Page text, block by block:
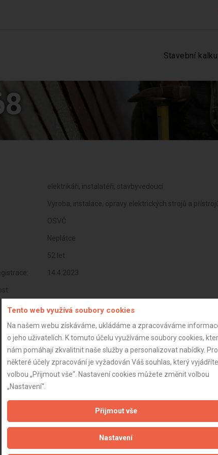
Stavební
elektrikáři, instalatéři, stavbyvedoucí
Výroba, instalace, opravy elektrických strojů a
OSVČ
Neplátce
52 let
14.4.2023
Tento web využívá soubory cookies
Na našem webu získáváme, ukládáme a zpracováváme
o jeho uživatelích. K tomuto účelu využíváme soubory cookies,
nám pomáhají zkvalitnit naše služby a personalizovat nabídky. Pro
některé účely zpracování je vyžadován Váš souhlas, který vyjádříte
volbou „Přijmout vše“. Nastavení cookies můžete změnit volbou
„Nastavení“.
Přijmout vše
Nastavení